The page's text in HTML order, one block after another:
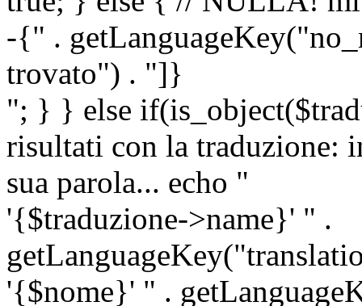
-{" .
trovato") . "]}
"; } } else
risultati con la traduzione:
sua parola... echo "
'{$traduzione->name}' " .
'{$nome}' " .